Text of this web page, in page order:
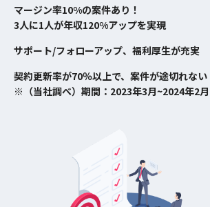
マージン率10%の案件あり！
3人に1人が年収120%アップを実現
サポート/フォローアップ、福利厚生が充実
契約更新率が70％以上で、案件が途切れない
※（当社調べ）期間：2023年3月~2024年2月